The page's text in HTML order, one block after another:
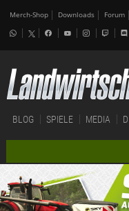
Merch-Shop Downloads Forum
BLOG SPIELE MEDIA